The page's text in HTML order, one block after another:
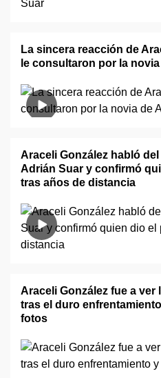
La sincera reacción de
le consultaron por la
Araceli González habló
Adrián Suar y confirmó
tras años de distancia
Araceli González fue a ver
tras el duro
fotos